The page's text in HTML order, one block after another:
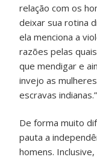
relação com os
deixar sua rotina
ela menciona a
razões pelas
que mendigar e
invejo as
escravas indianas.”
De forma muito
pauta a
homens.